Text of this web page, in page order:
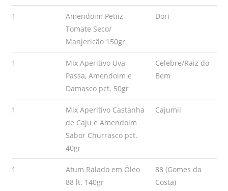
1
Amendoim Petiiz
Tomate Seco/
Manjericão 150gr
Dori
1
Mix Aperitivo Uva
Passa, Amendoim e
Damasco pct. 50gr
Celebre/Raiz do
Bem
1
Mix Aperitivo Castanha
de Caju e Amendoim
Sabor Churrasco pct.
40gr
Cajumil
1
Atum Ralado em Óleo
88 lt. 140gr
88 (Gomes da
Costa)